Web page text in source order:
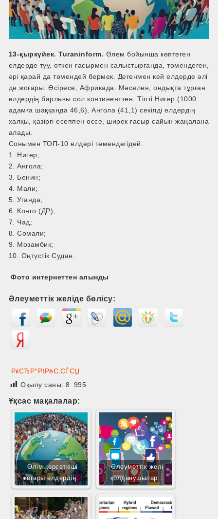
13-қыркүйек. Turaninform. Әлем бойынша көптеген
елдерде туу, өткен ғасырмен салыстырғанда, төмендеген,
әрі қарай да төмендей бермек. Дегенмен кей елдерде әлі
де жоғары. Әсіресе, Африкада. Мәселен, ондықта тұрған
елдердің барлығы сол континенттен. Тіпті Нигер (1000
адамға шаққанда 46,6), Ангола (41,1) секілді елдердің
халқы, қазіргі есеппен өссе, ширек ғасыр сайын жаңалана
алады.
Сонымен ТОП-10 елдері төмендегідей:
1. Нигер;
2. Ангола;
3. Бенин;
4. Мали;
5. Уганда;
6. Конго (ДР);
7. Чад;
8. Сомали;
9. Мозамбик;
10. Оңтүстік Судан.
Фото интернеттен алынды
Әлеуметтік желіде бөлісу:
РќСЂР°РІРёС‚СЃСЏ
Оқылу саны:8 995
Ұқсас мақалалар:
Өлім көрсеткіші
жоғары елдердің…
Әлеуметтік желі
қолданушылар…